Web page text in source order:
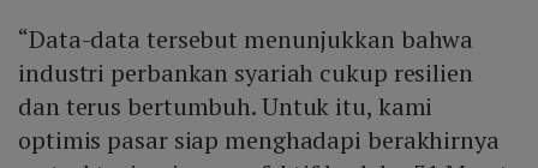
“Data-data tersebut menunjukkan bahwa
industri perbankan syariah cukup resilien
dan terus bertumbuh. Untuk itu, kami
optimis pasar siap menghadapi berakhirnya